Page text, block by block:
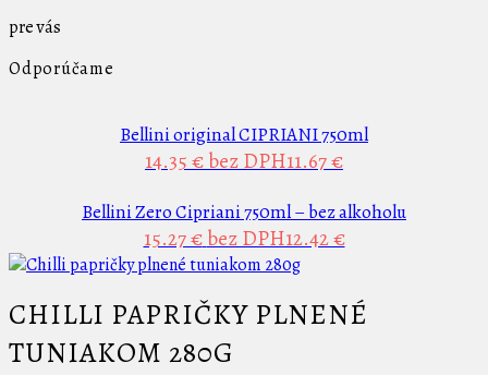
pre vás
Odporúčame
Bellini original CIPRIANI 750ml
14.35 €bez DPH11.67 €
Bellini Zero Cipriani 750ml – bez alkoholu
15.27 € bez DPH12.42 €
CHILLI PAPRIČKY PLNENÉ
TUNIAKOM 280G